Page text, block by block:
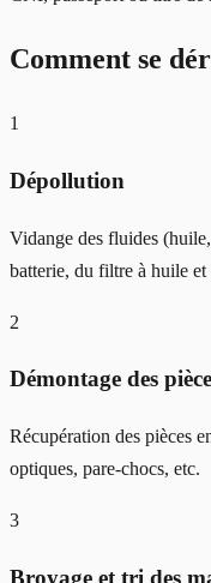
Comment se
1
Dépollution
Vidange des fluides
batterie, du filtre à huile et
2
Démontage des
Récupération des pièces
optiques, pare-chocs, etc.
3
Broyage et tri des